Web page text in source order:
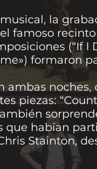
la
famoso
(“If I
formaron
habían
Stainton,